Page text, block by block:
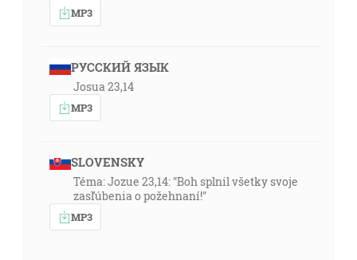
MP3
РУССКИЙ ЯЗЫК
Josua 23,14
MP3
SLOVENSKY
Téma: Jozue 23,14: "Boh splnil všetky svoje
zasľúbenia o požehnaní!"
MP3